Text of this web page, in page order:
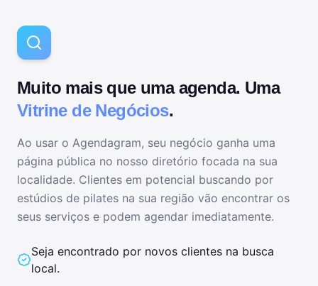
Muito mais que uma agenda. Uma
Vitrine de Negócios.
Ao usar o Agendagram, seu negócio ganha uma
página pública no nosso diretório focada na sua
localidade. Clientes em potencial buscando por
estúdios de pilates na sua região vão encontrar os
seus serviços e podem agendar imediatamente.
Seja encontrado por novos clientes na busca
local.